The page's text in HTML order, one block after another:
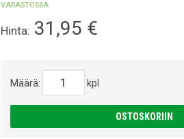
VARASTOSSA
Hinta: 31,95 €
Määrä: kpl
OSTOSKORIIN